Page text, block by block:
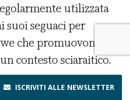
ISCRIVITI ALLE NEWSLETTER
utilizzata
suoi seguaci per
che promuovono
contesto sciaraitico.